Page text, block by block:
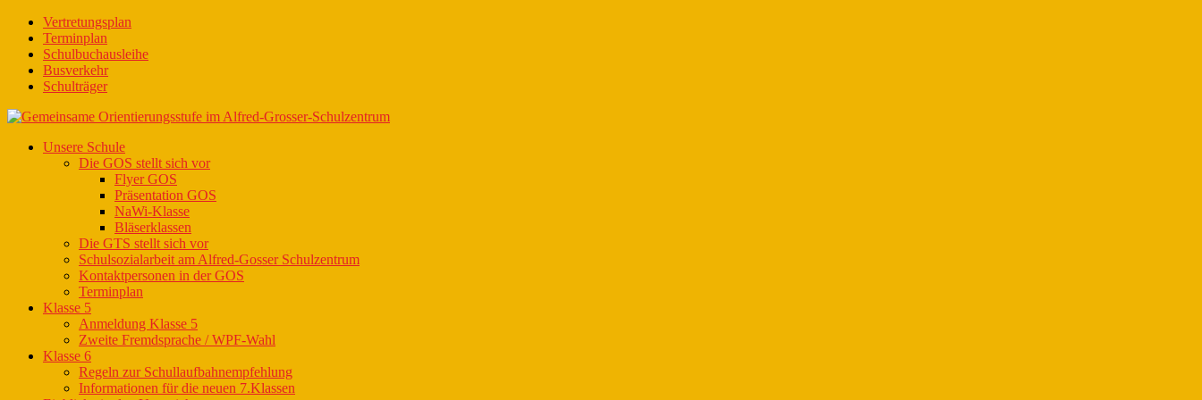
Vertretungsplan
Terminplan
Schulbuchausleihe
Busverkehr
Schulträger
Unsere Schule
Die GOS stellt sich vor
Flyer GOS
Präsentation GOS
NaWi-Klasse
Bläserklassen
Die GTS stellt sich vor
Schulsozialarbeit am Alfred-Gosser Schulzentrum
Kontaktpersonen in der GOS
Terminplan
Klasse 5
Anmeldung Klasse 5
Zweite Fremdsprache / WPF-Wahl
Klasse 6
Regeln zur Schullaufbahnempfehlung
Informationen für die neuen 7.Klassen